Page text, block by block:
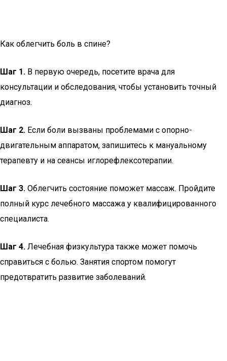
Как облегчить боль в спине?
Шаг 1. В первую очередь, посетите врача для
консультации и обследования, чтобы установить точный
диагноз.
Шаг 2. Если боли вызваны проблемами с опорно-
двигательным аппаратом, запишитесь к мануальному
терапевту и на сеансы иглорефлексотерапии.
Шаг 3. Облегчить состояние поможет массаж. Пройдите
полный курс лечебного массажа у квалифицированного
специалиста.
Шаг 4. Лечебная физкультура также может помочь
справиться с болью. Занятия спортом помогут
предотвратить развитие заболеваний.